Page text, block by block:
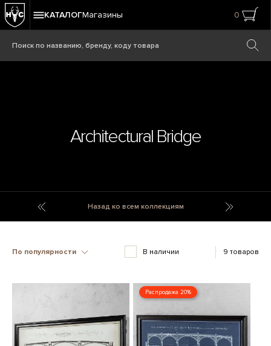
КАТАЛОГМагазины 0
Architectural Bridge
ArchitecturalНазад ко всем коллекциям
По популярности В наличии 9 товаров
Распродажа 20%